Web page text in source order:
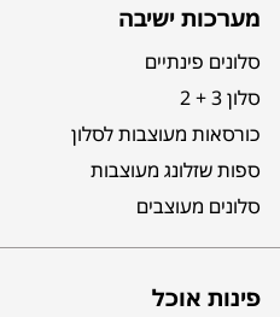
מערכות ישיבה
סלונים פינתיים
סלון 3 + 2
כורסאות מעוצבות לסלון
ספות שזלונג מעוצבות
סלונים מעוצבים
פינות אוכל